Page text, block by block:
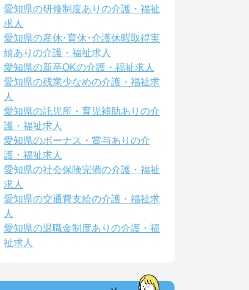
愛知県の研修制度ありの介護・福祉
求人
愛知県の産休･育休･介護休暇取得実
績ありの介護・福祉求人
愛知県の新卒OKの介護・福祉求人
愛知県の残業少なめの介護・福祉求
人
愛知県の託児所・育児補助ありの介
護・福祉求人
愛知県のボーナス・賞与ありの介
護・福祉求人
愛知県の社会保険完備の介護・福祉
求人
愛知県の交通費支給の介護・福祉求
人
愛知県の退職金制度ありの介護・福
祉求人